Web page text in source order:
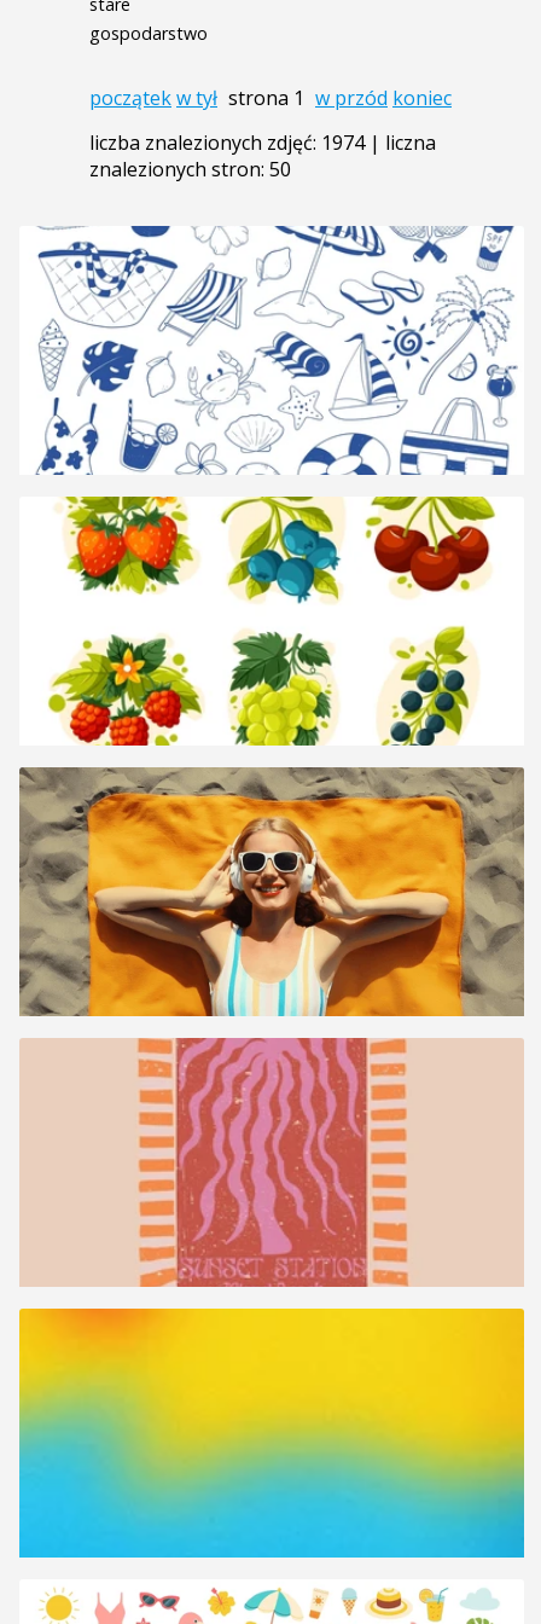
gospodarstwo
początekw tył strona 1 w przód koniec
liczba znalezionych zdjęć: 1974 | liczna
znalezionych stron: 50